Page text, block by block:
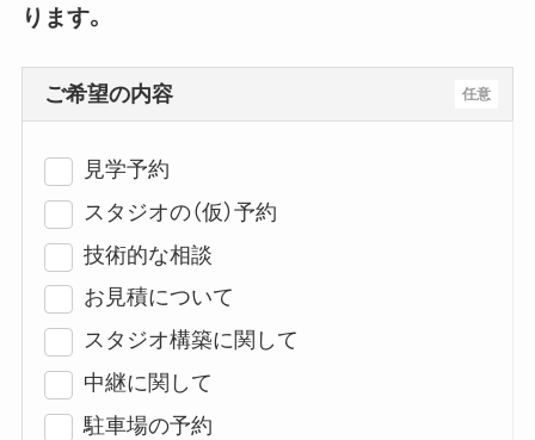
ります。
任意
ご希望の内容
見学予約
スタジオの（仮）予約
技術的な相談
お見積について
スタジオ構築に関して
中継に関して
駐車場の予約